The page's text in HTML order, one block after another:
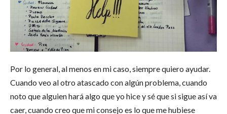
Por lo general, al menos en mi caso, siempre quiero ayudar.
Cuando veo al otro atascado con algún problema, cuando
noto que alguien hará algo que yo hice y sé que si sigue así va
caer, cuando creo que mi consejo es lo que me hubiese